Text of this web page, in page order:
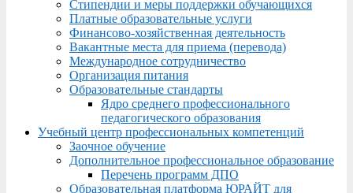
Стипендии и меры поддержки обучающихся
Платные образовательные услуги
Финансово-хозяйственная деятельность
Вакантные места для приема (перевода)
Международное сотрудничество
Организация питания
Образовательные стандарты
Ядро среднего профессионального
педагогического образования
Учебный центр профессиональных компетенций
Заочное обучение
Дополнительное профессиональное образование
Перечень программ ДПО
Образовательная платформа ЮРАЙТ для